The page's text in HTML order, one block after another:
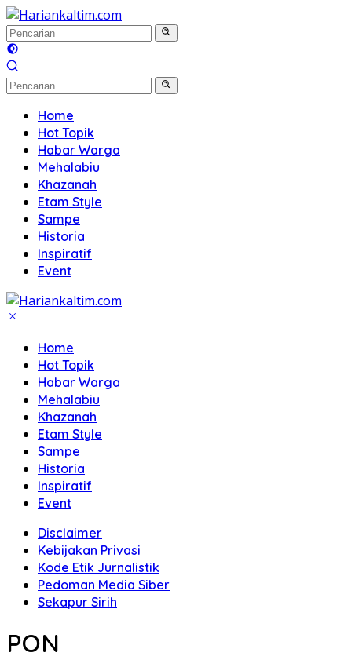
Langsung
ke
konten
Home
Hot Topik
Habar Warga
Mehalabiu
Khazanah
Etam Style
Sampe
Historia
Inspiratif
Event
Home
Hot Topik
Habar Warga
Mehalabiu
Khazanah
Etam Style
Sampe
Historia
Inspiratif
Event
Disclaimer
Kebijakan Privasi
Kode Etik Jurnalistik
Pedoman Media Siber
Sekapur Sirih
PON